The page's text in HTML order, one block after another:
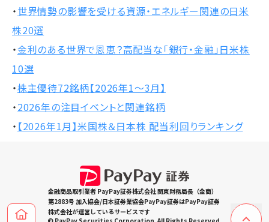
・世界情勢の影響を受ける資源・エネルギー関連の日米
株20選
・金利のある世界で恩恵？高配当な「銀行・金融」日米株
10選
・株主優待72銘柄【2026年1～3月】
・2026年の注目イベントと関連銘柄
・ 【2026年1月】米国株＆日本株 配当利回りランキング
金融商品取引業者 PayPay証券株式会社 関東財務局長（金商）
第2883号 加入協会/日本証券業協会PayPay証券はPayPay証券
株式会社が運営しているサービスです